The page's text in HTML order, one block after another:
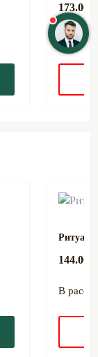
173.00
В
144.00
В